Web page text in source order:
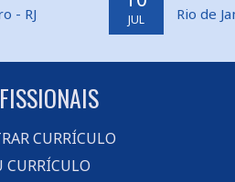
- RJ JUL Rio de
CURRÍCULO
CURRÍCULO